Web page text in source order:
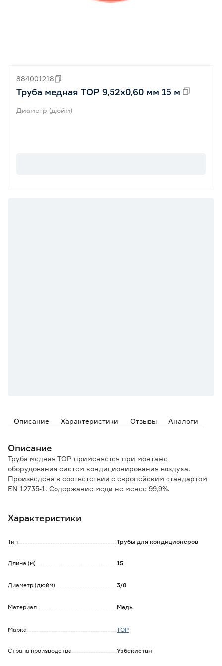
884001218
Труба медная TOP 9,52х0,60 мм 15 м
Диаметр (дюйм)
Описание Характеристики Отзывы Аналоги
Описание
Труба медная TOP применяется при монтаже
оборудования систем кондиционирования воздуха.
Произведена в соответствии с европейским стандартом
EN 12735-1. Содержание меди не менее 99,9%.
и имеет на концах трубы заглушки, для исключения
Толщина стенки: 0,6 мм.
Характеристики
Тип Трубы для кондиционеров
Длина (м) 15
Диаметр (дюйм) 3/8
Материал Медь
Марка TOP
Страна производства Узбекистан